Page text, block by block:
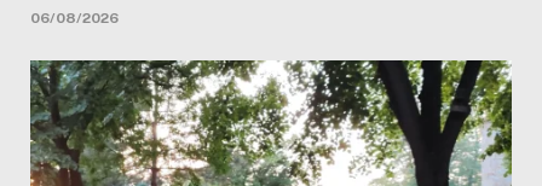
06/08/2026